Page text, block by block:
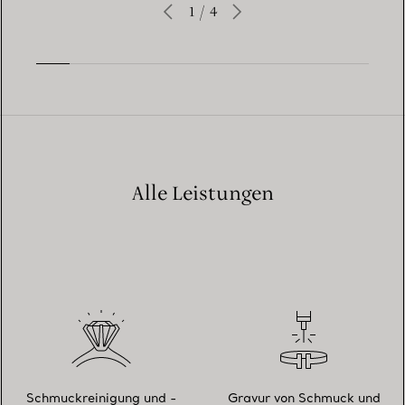
1 / 4
Alle Leistungen
Schmuckreinigung und - Gravur von Schmuck und